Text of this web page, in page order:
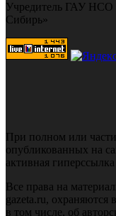
Учредитель ГАУ НСО
Сибирь»
При полном или
опубликованных на
активная
Все права на
gazeta.ru, охраняются
в том числе, об